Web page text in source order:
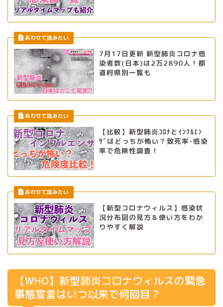
7月17日更新 新型肺炎コロナ感
染者数(日本)は2万2890人！都
道府県別一覧も
【比較】新型肺炎ｺﾛﾅとｲﾝﾌﾙｴﾝ
ｻﾞはどっちが怖い？致死率･感染
率で危険性調査！
【新型コロナウィルス】感染状
況分布図の見方＆使い方をわか
りやすく解説
【WHO】新型肺炎コロナウィルスの緊急
事態宣言はいつ以来で何回目？